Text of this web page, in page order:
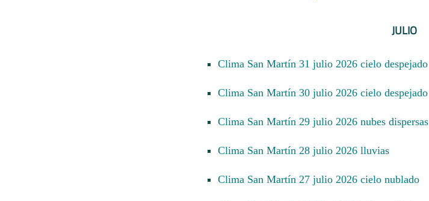
JULIO
Clima San Martín 31 julio 2026 cielo despejado
Clima San Martín 30 julio 2026 cielo despejado
Clima San Martín 29 julio 2026 nubes dispersas
Clima San Martín 28 julio 2026 lluvias
Clima San Martín 27 julio 2026 cielo nublado